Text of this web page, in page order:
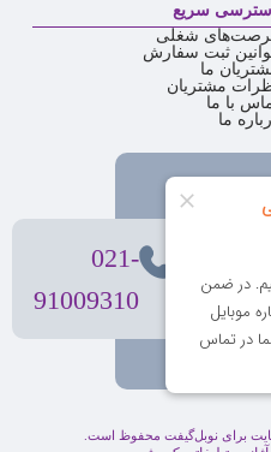
سریع
شغلی
ثبت سفارش
ما
مشتریان
با ما
ما
021-
91009310
برای نوبل‌گیفت محفوظ است.